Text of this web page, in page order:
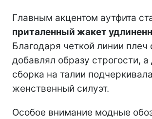
Главным акцентом аутфита
приталенный жакет
Благодаря четкой линии плеч
добавлял образу строгости, а
сборка на талии подчеркивала
женственный силуэт.
Особое внимание модные